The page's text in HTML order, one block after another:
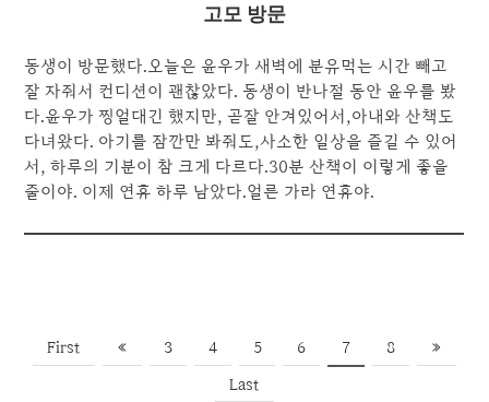
고모 방문
동생이 방문했다.오늘은 윤우가 새벽에 분유먹는 시간 빼고
잘 자줘서 컨디션이 괜찮았다. 동생이 반나절 동안 윤우를 봤
다.윤우가 찡얼대긴 했지만, 곧잘 안겨있어서,아내와 산책도
다녀왔다. 아기를 잠깐만 봐줘도,사소한 일상을 즐길 수 있어
서, 하루의 기분이 참 크게 다르다.30분 산책이 이렇게 좋을
줄이야. 이제 연휴 하루 남았다.얼른 가라 연휴야.
First « 3 4 5 6 7 8
»
Last